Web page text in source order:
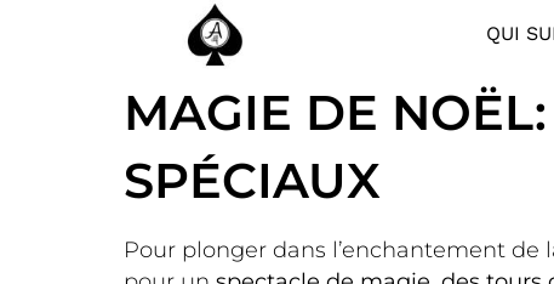
QUI
MAGIE DE
SPÉCIAUX
Pour plonger dans l’enchantement de